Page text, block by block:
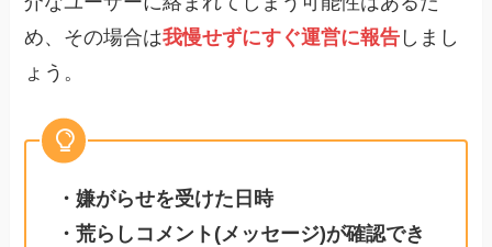
め、その場合は我慢せずにすぐ運営に報告 しまし
ょう。
・嫌がらせを受けた日時
・荒らしコメント(メッセージ)が確認でき